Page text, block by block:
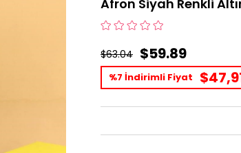
Afron Siyah Renkli
$63.04 $59.89
%7 İndirimli Fiyat